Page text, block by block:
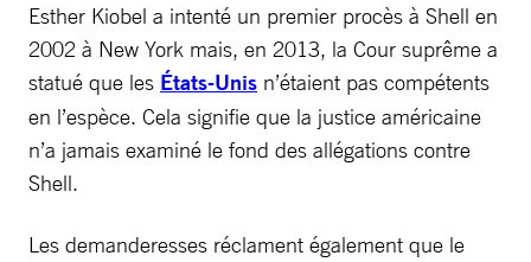
Esther Kiobel a intenté un premier procès à Shell en
2002 à New York mais, en 2013, la Cour suprême a
statué que les États-Unis n’étaient pas compétents
en l’espèce. Cela signifie que la justice américaine
n’a jamais examiné le fond des allégations contre
Shell.
Les demanderesses réclament également que le